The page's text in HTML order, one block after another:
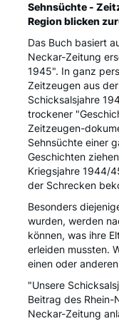
Sehnsüchte -
Region blicken
Das Buch basiert
Neckar-Zeitung
1945". In ganz
Zeitzeugen aus
Schicksalsjahre
trockener
Zeitzeugen-
Sehnsüchte einer
Geschichten
Kriegsjahre 1944/
der Schrecken
Besonders
wurden, werden
können, was ihre
erleiden mussten.
einen oder
"Unsere
Beitrag des Rhein-
Neckar-Zeitung